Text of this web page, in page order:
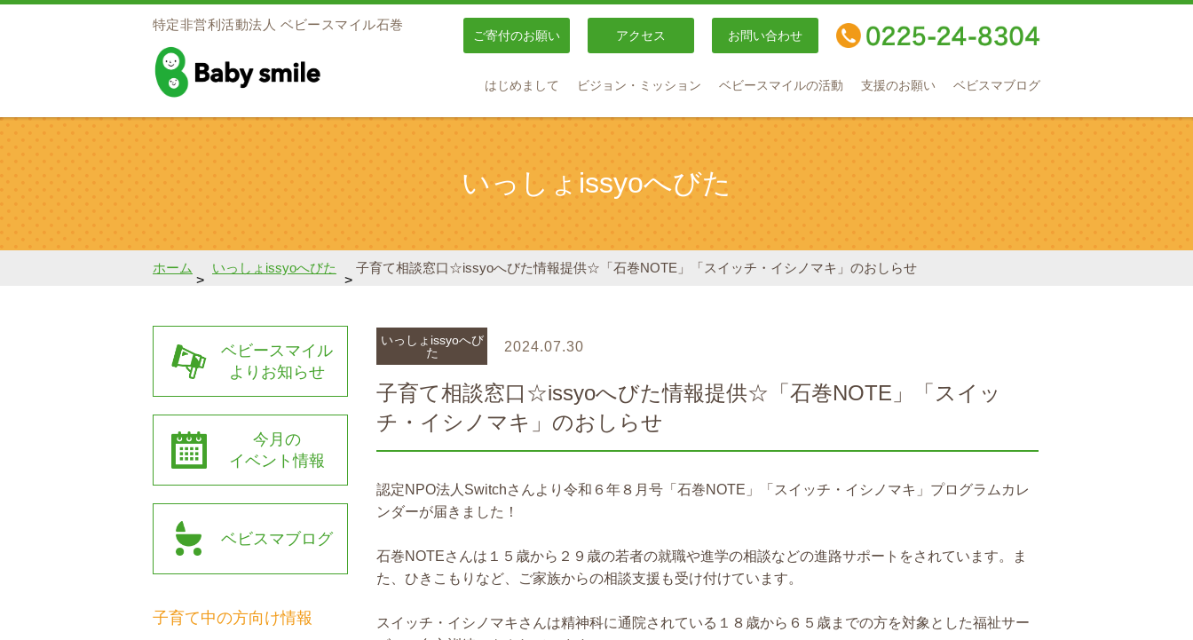
特定非営利活動法人 ベビースマイル石巻
ご寄付のお願い アクセス お問い合わせ
はじめまして ビジョン・ミッション ベビースマイルの活動 支援のお願い ベビスマブログ
いっしょissyoへびた
ホーム
>
いっしょissyoへびた
>
子育て相談窓口☆issyoへびた情報提供☆「石巻NOTE」「スイッチ・イシノマキ」のおしらせ
いっしょissyoへび
た
2024.07.30
子育て相談窓口☆issyoへびた情報提供☆「石巻NOTE」「スイッ
チ・イシノマキ」のおしらせ
認定NPO法人Switchさんより令和６年８月号「石巻NOTE」「スイッチ・イシノマキ」プログラムカレ
ンダーが届きました！
石巻NOTEさんは１５歳から２９歳の若者の就職や進学の相談などの進路サポートをされています。ま
た、ひきこもりなど、ご家族からの相談支援も受け付けています。
スイッチ・イシノマキさんは精神科に通院されている１８歳から６５歳までの方を対象とした福祉サー
ベビースマイル
よりお知らせ
今月の
イベント情報
ベビスマブログ
子育て中の方向け情報